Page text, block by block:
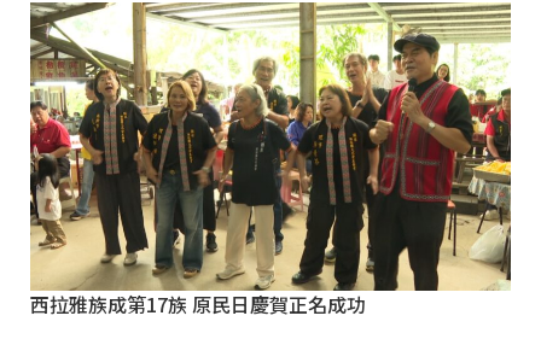
西拉雅族成第17族 原民日慶賀正名成功